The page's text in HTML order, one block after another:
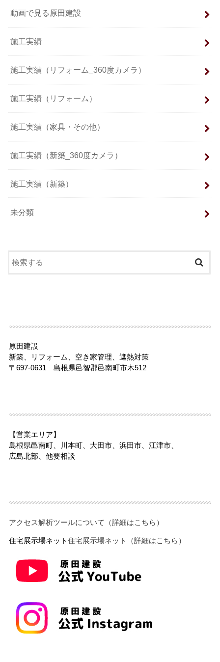
動画で見る原田建設
施工実績
施工実績（リフォーム_360度カメラ）
施工実績（リフォーム）
施工実績（家具・その他）
施工実績（新築_360度カメラ）
施工実績（新築）
未分類
原田建設
新築、リフォーム、空き家管理、遮熱対策
〒697-0631 島根県邑智郡邑南町市木512
【営業エリア】
島根県邑南町、川本町、大田市、浜田市、江津市、
広島北部、他要相談
アクセス解析ツールについて（詳細はこちら）
住宅展示場ネット住宅展示場ネット（詳細はこちら）